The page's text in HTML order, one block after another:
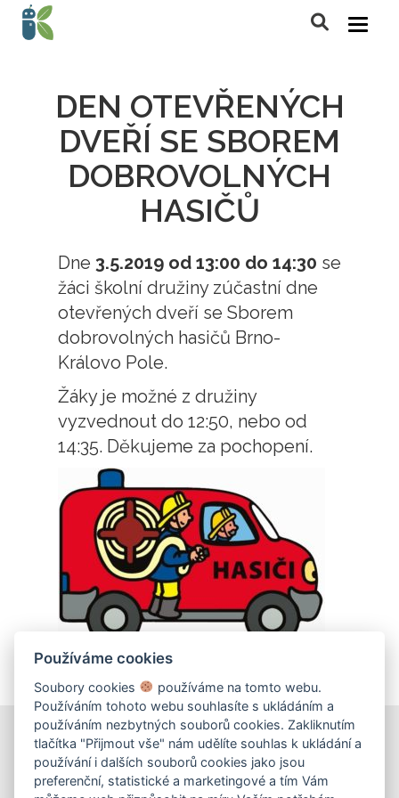
DEN OTEVŘENÝCH
DVEŘÍ SE SBOREM
DOBROVOLNÝCH
HASIČŮ
Dne 3.5.2019 od 13:00 do 14:30 se
žáci školní družiny zúčastní dne
otevřených dveří se Sborem
dobrovolných hasičů Brno-
Královo Pole.
Žáky je možné z družiny
vyzvednout do 12:50, nebo od
14:35. Děkujeme za pochopení.
KONTAKT
Používáme cookies
Soubory cookies
používáme na tomto webu.
Používáním tohoto webu souhlasíte s ukládáním a
používáním nezbytných souborů cookies. Zakliknutím
tlačítka "Přijmout vše" nám udělíte souhlas k ukládání a
používání i dalších souborů cookies jako jsou
preferenční, statistické a marketingové a tím Vám